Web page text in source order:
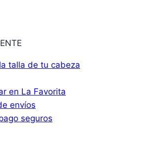
talla de tu cabeza
en La Favorita
envíos
seguros